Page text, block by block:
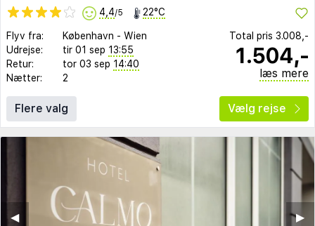
4,4/5 22°C
Flyv fra: København - Wien
Udrejse:
tir 01 sep 13:55
Retur:
tor 03 sep 14:40
Nætter:
2
Total pris 3.008,-
1.504,-
læs mere
Flere valg Vælg rejse
▶︎
◀︎